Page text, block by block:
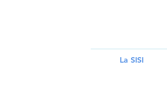
La SISI